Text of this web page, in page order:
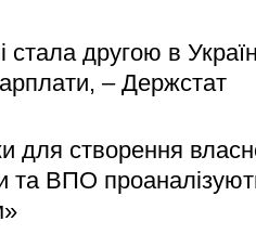
другою в
– Держстат
для створення
та ВПО